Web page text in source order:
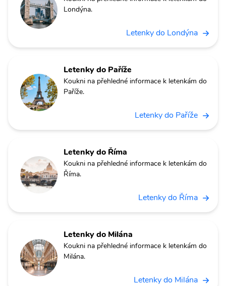
Londýna.
Letenky do Londýna
Letenky do Paříže
Koukni na přehledné informace k letenkám do
Paříže.
Letenky do Paříže
Letenky do Říma
Koukni na přehledné informace k letenkám do
Říma.
Letenky do Říma
Letenky do Milána
Koukni na přehledné informace k letenkám do
Milána.
Letenky do Milána